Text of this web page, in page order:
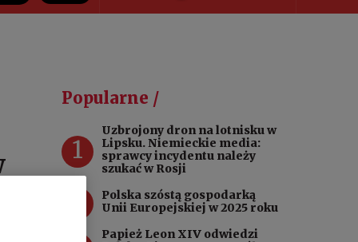
РУССКИЙ
УКРАЇНСЬКА
Popularne /
1
Uzbrojony dron na lotnisku w
Lipsku. Niemieckie media:
sprawcy incydentu należy
szukać w Rosji
Polska szóstą gospodarką
Unii Europejskiej w 2025 roku
Papież Leon XIV odwiedzi